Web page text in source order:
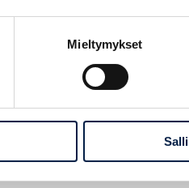
Mieltymykset
kompetens inom